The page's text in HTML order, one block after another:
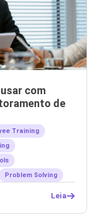
com
de
Training
Problem Solving
Leia